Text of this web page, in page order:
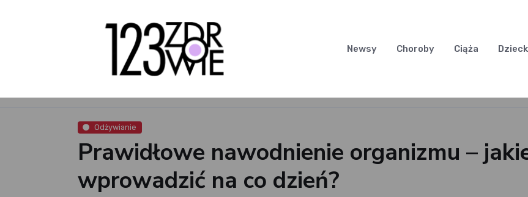
Newsy Choroby Ciąża
Odżywianie
Prawidłowe nawodnienie organizmu –
wprowadzić na co dzień?